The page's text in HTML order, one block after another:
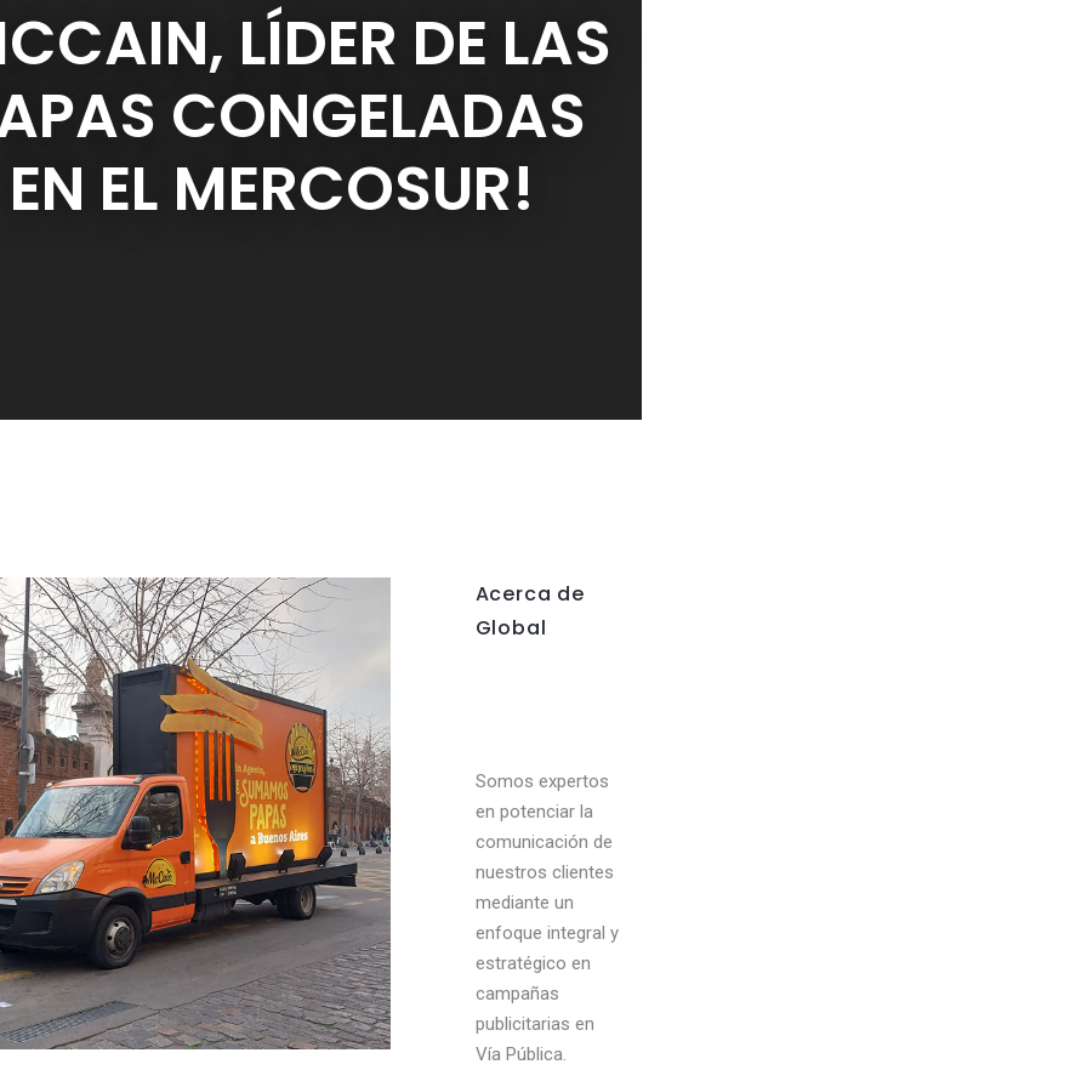
LÍDER DE LAS
CONGELADAS
EN EL MERCOSUR!
Acerca de
Global
Somos expertos
en potenciar la
comunicación de
nuestros clientes
mediante un
enfoque integral y
estratégico en
campañas
publicitarias en
Vía Pública.